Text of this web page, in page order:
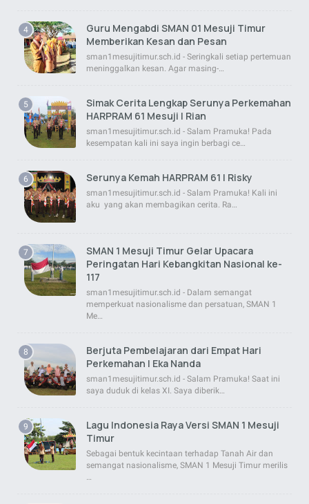
Guru Mengabdi SMAN 01 Mesuji Timur
Memberikan Kesan dan Pesan
sman1mesujitimur.sch.id - Seringkali setiap pertemuan
meninggalkan kesan. Agar masing-…
Simak Cerita Lengkap Serunya Perkemahan
HARPRAM 61 Mesuji | Rian
sman1mesujitimur.sch.id - Salam Pramuka! Pada
kesempatan kali ini saya ingin berbagi ce…
Serunya Kemah HARPRAM 61 | Risky
sman1mesujitimur.sch.id - Salam Pramuka! Kali ini
aku yang akan membagikan cerita. Ra…
SMAN 1 Mesuji Timur Gelar Upacara
Peringatan Hari Kebangkitan Nasional ke-
117
sman1mesujitimur.sch.id - Dalam semangat
memperkuat nasionalisme dan persatuan, SMAN 1
Me…
Berjuta Pembelajaran dari Empat Hari
Perkemahan | Eka Nanda
sman1mesujitimur.sch.id - Salam Pramuka! Saat ini
saya duduk di kelas XI. Saya diberik…
Lagu Indonesia Raya Versi SMAN 1 Mesuji
Timur
Sebagai bentuk kecintaan terhadap Tanah Air dan
semangat nasionalisme, SMAN 1 Mesuji Timur merilis
…